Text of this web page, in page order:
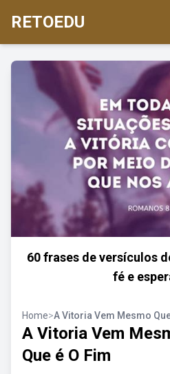
RETOEDU
60 frases de versículos
fé e
Home>A Vitoria Vem Mesmo
A Vitoria Vem
Que é O Fim